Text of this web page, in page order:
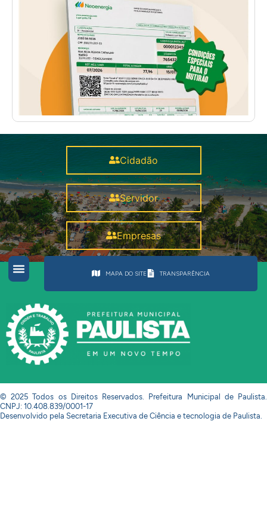
Cidadão
Servidor
Empresas
MAPA DO SITE TRANSPARÊNCIA
© 2025 Todos os Direitos Reservados. Prefeitura Municipal de Paulista.
CNPJ: 10.408.839/0001-17
Desenvolvido pela Secretaria Executiva de Ciência e tecnologia de Paulista.